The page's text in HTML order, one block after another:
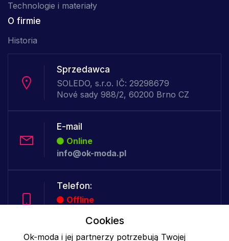
Technologie i materiały
O firmie
Historia
Sprzedawca
SOLEDO, s.r.o. IČ: 29298679
Nové sady 988/2, 60200 Brno CZ
E-mail
Online
info@ok-moda.pl
Telefon:
Offline
Cookies
Ok-moda i jej partnerzy potrzebują Twojej